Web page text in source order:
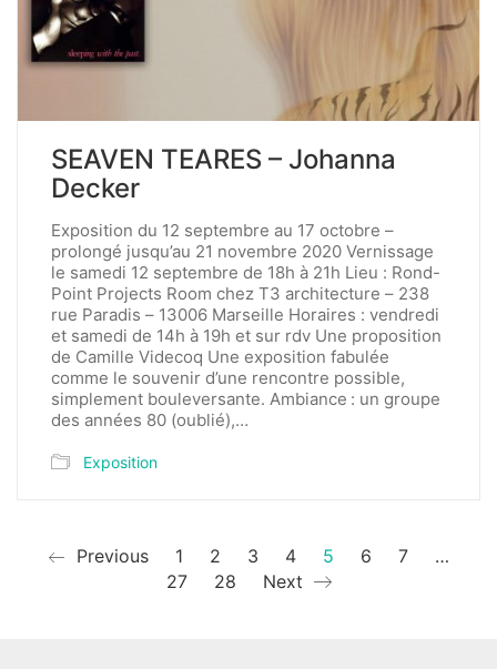
SEAVEN TEARES – Johanna
Decker
Exposition du 12 septembre au 17 octobre –
prolongé jusqu’au 21 novembre 2020 Vernissage
le samedi 12 septembre de 18h à 21h Lieu : Rond-
Point Projects Room chez T3 architecture – 238
rue Paradis – 13006 Marseille Horaires : vendredi
et samedi de 14h à 19h et sur rdv Une proposition
de Camille Videcoq Une exposition fabulée
comme le souvenir d’une rencontre possible,
simplement bouleversante. Ambiance : un groupe
des années 80 (oublié),…
Exposition
Previous 1 2 3 4 5 6 7
…
27
28 Next